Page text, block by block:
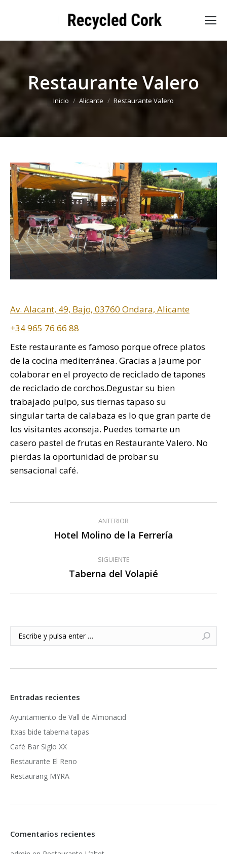
Restaurante Valero
Estás aquí:
Inicio Alicante Restaurante Valero
Av. Alacant, 49, Bajo, 03760 Ondara, Alicante
+34 965 76 66 88
Este restaurante es famoso porque ofrece platos
de la cocina mediterránea. Gracias a Jaume por
colaborar en el proyecto de reciclado de tapones
de reciclado de corchos.Degustar su bien
trabajado pulpo, sus tiernas tapaso su
singular tarta de calabaza es lo que gran parte de
los visitantes aconseja. Puedes tomarte un
casero pastel de frutas en Restaurante Valero. No
pierdas la oportunidad de probar su
sensacional café.
Navegación
entre
publicaciones
ANTERIOR
Publicación
Hotel Molino de la Ferrería
SIGUIENTE
Publicación
Taberna del Volapié
Buscar:
Entradas recientes
Ayuntamiento de Vall de Almonacid
Itxas bide taberna tapas
Café Bar Siglo XX
Restaurante El Reno
Restaurang MYRA
Comentarios recientes